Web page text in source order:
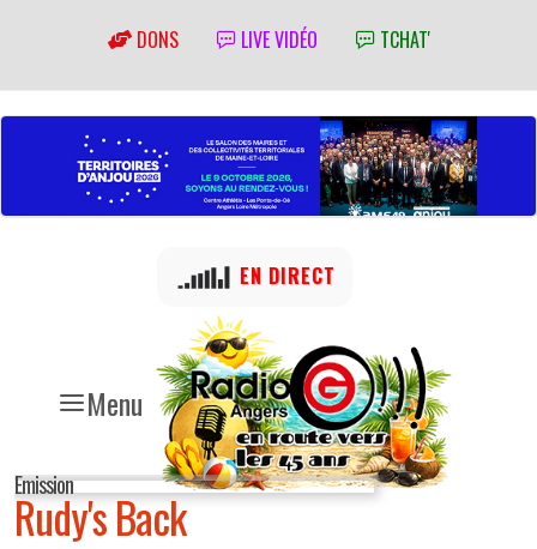
DONS LIVE VIDÉO TCHAT'
Menu
EN DIRECT
Emission
Rudy's Back